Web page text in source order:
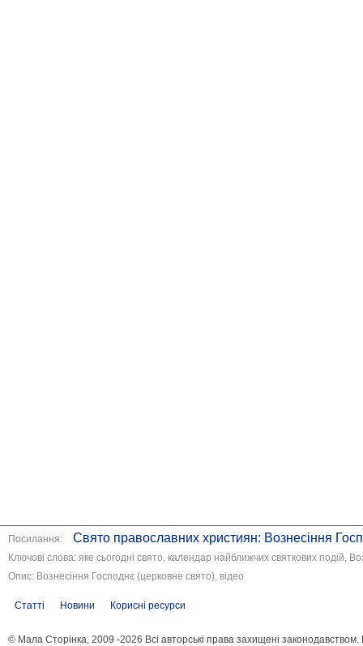
Посилання: Свято православних християн: Вознесіння
Ключові слова: яке сьогодні свято, календар найближчих святкових подій,
Опис: Вознесіння Господнє (церковне свято), відео
Статті Новини Корисні ресурси
© Мала Сторінка, 2009 -2026 Всі авторські права захищені